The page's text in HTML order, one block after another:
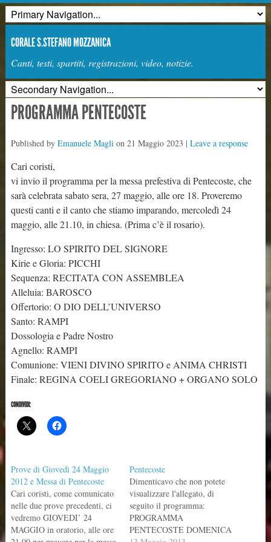
CORALE S.STEFANO MOZZANICA
Canti, testi, spartiti, registrazioni, video, notizie.
PROGRAMMA PENTECOSTE
Published by Emanuele Maglion 21 Maggio 2023 | Leave a response
Cari coristi,
vi invio il programma per la messa prefestiva di Pentecoste, che
sarà celebrata sabato sera, 27 maggio, alle ore 18. Proveremo
questi canti e il canto che stiamo imparando, mercoledì 24
maggio, alle 21.10, in chiesa. (Prima c’è il rosario).
Ingresso: LO SPIRITO DEL SIGNORE
Kirie e Gloria: PICCHI
Sequenza: RECITATA CON ASSEMBLEA
Alleluia: BAROSCO
Offertorio: O DIO DELL’UNIVERSO
Santo: RAMPI
Dossologia e Padre Nostro
Agnello: RAMPI
Comunione: VIENI DIVINO SPIRITO e ANIMA CHRISTI
Finale: REGINA COELI GREGORIANO + ORGANO SOLO
CONDIVIDI:
Prove di Giovedì 24 Maggio
2012 e Messa di Pentecoste
Cari coristi, come comunicato
nelle due prove precedenti, ci
vedremo GIOVEDI’ 24
MAGGIO in oratorio, alle ore
Pentecoste
Dimenticavo che non potete
visualizzare l'allegato, di
seguito il programma:
PROGRAMMA
PENTECOSTE DOMENICA